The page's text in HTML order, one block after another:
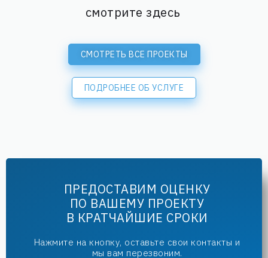
смотрите здесь
СМОТРЕТЬ ВСЕ ПРОЕКТЫ
ПОДРОБНЕЕ ОБ УСЛУГЕ
ПРЕДОСТАВИМ ОЦЕНКУ
ПО ВАШЕМУ ПРОЕКТУ
В КРАТЧАЙШИЕ СРОКИ
Нажмите на кнопку, оставьте свои контакты и
мы вам перезвоним.